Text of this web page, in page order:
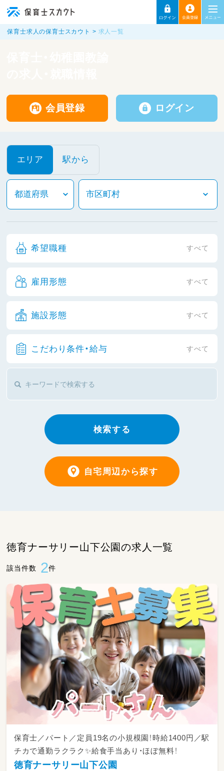
保育士求人の保育士スカウト 求人一覧
会員登録 ログイン
エリア 駅から
希望職種 すべて
雇用形態 すべて
施設形態 すべて
こだわり条件・給与 すべて
検索する
自宅周辺から探す
徳育ナーサリー山下公園の求人一覧
該当件数 2件
保育士／パート／定員19名の小規模園！時給1400円／駅
チカで通勤ラクラク✨給食手当あり・ほぼ無料！
徳育ナーサリー山下公園